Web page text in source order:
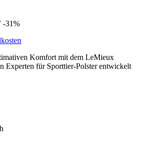
-31%
Komfort mit dem LeMieux
Experten für Sporttier-Polster entwickelt